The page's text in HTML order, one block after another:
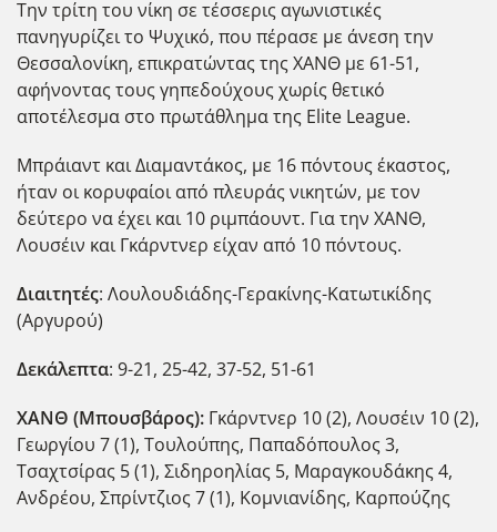
Την τρίτη του νίκη σε τέσσερις αγωνιστικές
πανηγυρίζει το Ψυχικό, που πέρασε με άνεση την
Θεσσαλονίκη, επικρατώντας της ΧΑΝΘ με 61-51,
αφήνοντας τους γηπεδούχους χωρίς θετικό
αποτέλεσμα στο πρωτάθλημα της Elite League.
Μπράιαντ και Διαμαντάκος, με 16 πόντους έκαστος,
ήταν οι κορυφαίοι από πλευράς νικητών, με τον
δεύτερο να έχει και 10 ριμπάουντ. Για την ΧΑΝΘ,
Λουσέιν και Γκάρντνερ είχαν από 10 πόντους.
Διαιτητές: Λουλουδιάδης-Γερακίνης-Κατωτικίδης
(Αργυρού)
Δεκάλεπτα: 9-21, 25-42, 37-52, 51-61
ΧΑΝΘ (Μπουσβάρος): Γκάρντνερ 10 (2), Λουσέιν 10 (2),
Γεωργίου 7 (1), Τουλούπης, Παπαδόπουλος 3,
Τσαχτσίρας 5 (1), Σιδηροηλίας 5, Μαραγκουδάκης 4,
Ανδρέου, Σπρίντζιος 7 (1), Κομνιανίδης, Καρπούζης